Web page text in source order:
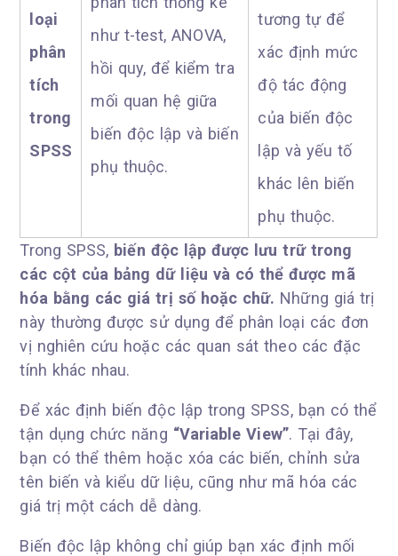
loại
phân
tích
trong
SPSS
như t-test, ANOVA,
hồi quy, để kiểm tra
mối quan hệ giữa
biến độc lập và biến
phụ thuộc.
tương tự để
xác định mức
độ tác động
của biến độc
lập và yếu tố
khác lên biến
phụ thuộc.
Trong SPSS, biến độc lập được lưu trữ trong
các cột của bảng dữ liệu và có thể được mã
hóa bằng các giá trị số hoặc chữ. Những giá trị
này thường được sử dụng để phân loại các đơn
vị nghiên cứu hoặc các quan sát theo các đặc
tính khác nhau.
Để xác định biến độc lập trong SPSS, bạn có thể
tận dụng chức năng “Variable View”. Tại đây,
bạn có thể thêm hoặc xóa các biến, chỉnh sửa
tên biến và kiểu dữ liệu, cũng như mã hóa các
giá trị một cách dễ dàng.
Biến độc lập không chỉ giúp bạn xác định mối